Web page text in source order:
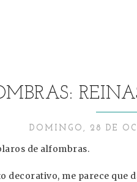
DOMINGO, 28 DE
de alfombras.
decorativo, me parece que